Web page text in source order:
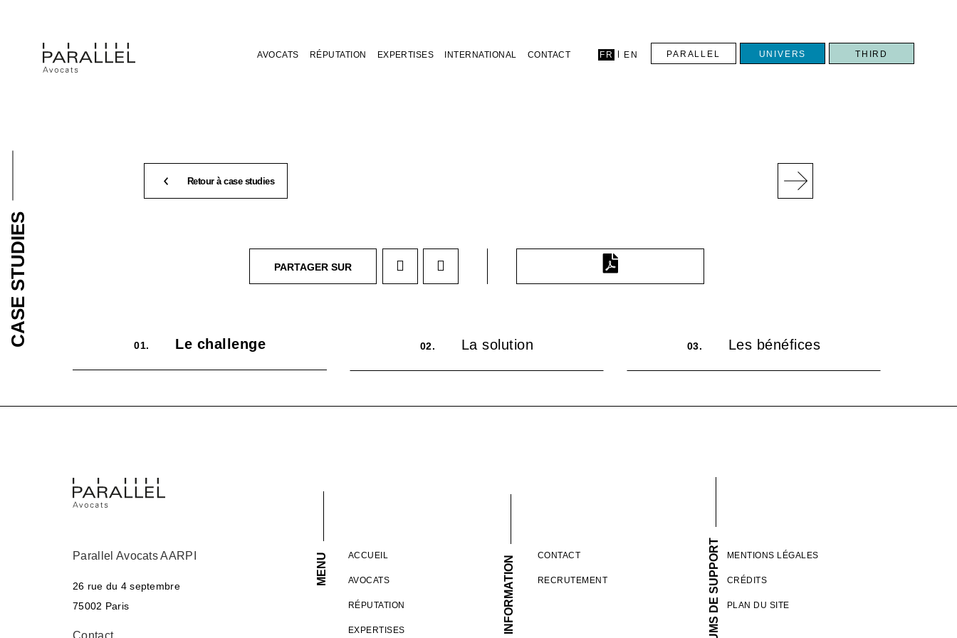
AVOCATS RÉPUTATION EXPERTISES INTERNATIONAL CONTACT FR EN PARALLEL UNIVERS THIRD
CASE STUDIES
Retour à case studies
PARTAGER SUR
01. Le challenge 02. La solution 03. Les bénéfices
Parallel Avocats AARPI
26 rue du 4 septembre
75002 Paris
Contact
MENU ACCUEIL
AVOCATS
RÉPUTATION
EXPERTISES INFORMATION CONTACT
RECRUTEMENT FORUMS DE SUPPORT MENTIONS LÉGALES
CRÉDITS
PLAN DU SITE